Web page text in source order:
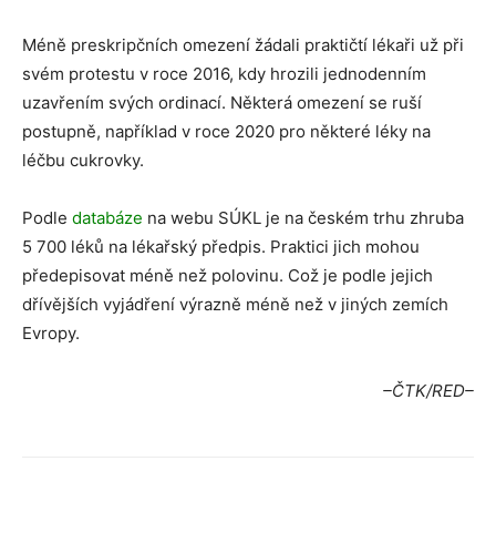
Méně preskripčních omezení žádali praktičtí lékaři už při
svém protestu v roce 2016, kdy hrozili jednodenním
uzavřením svých ordinací. Některá omezení se ruší
postupně, například v roce 2020 pro některé léky na
léčbu cukrovky.
Podle databáze na webu SÚKL je na českém trhu zhruba
5 700 léků na lékařský předpis. Praktici jich mohou
předepisovat méně než polovinu. Což je podle jejich
dřívějších vyjádření výrazně méně než v jiných zemích
Evropy.
–ČTK/RED–